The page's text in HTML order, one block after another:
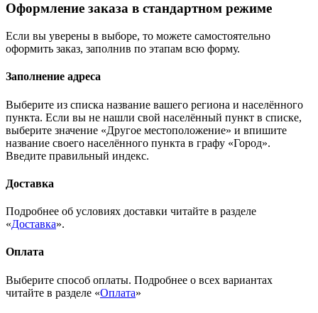
Оформление заказа в стандартном режиме
Если вы уверены в выборе, то можете самостоятельно
оформить заказ, заполнив по этапам всю форму.
Заполнение адреса
Выберите из списка название вашего региона и населённого
пункта. Если вы не нашли свой населённый пункт в списке,
выберите значение «Другое местоположение» и впишите
название своего населённого пункта в графу «Город».
Введите правильный индекс.
Доставка
Подробнее об условиях доставки читайте в разделе
«Доставка».
Оплата
Выберите способ оплаты. Подробнее о всех вариантах
читайте в разделе «Оплата»